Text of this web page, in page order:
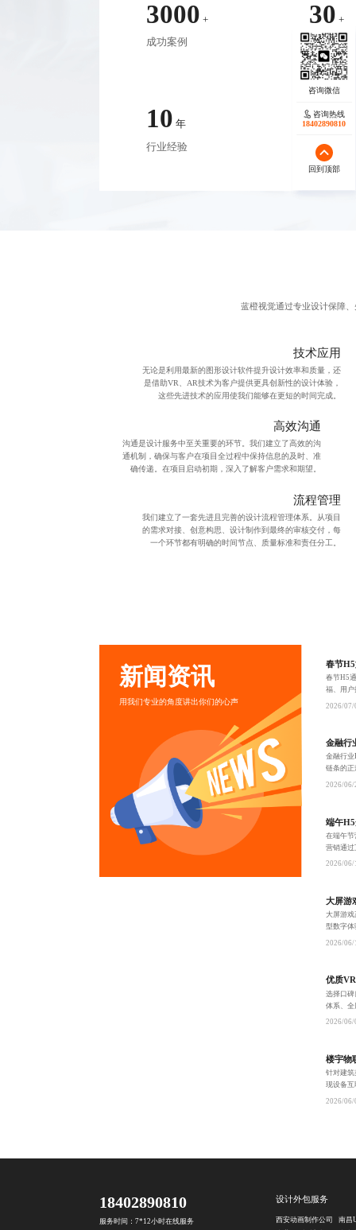
10 年
行业经验
30 +
服务行业
98 %
客户满意
3000 +
成功案例
蓝橙视觉通过专业设计保障
技术应用
无论是利用最新的图形设计软件提升设计效率和质量，还
是借助VR、AR技术为客户提供更具创新性的设计体验，
这些先进技术的应用使我们能够在更短的时间完成。
高效沟通
沟通是设计服务中至关重要的环节。我们建立了高效的沟
通机制，确保与客户在项目全过程中保持信息的及时、准
确传递。在项目启动初期，深入了解客户需求和期望。
流程管理
我们建立了一套先进且完善的设计流程管理体系。从项目
的需求对接、创意构思、设计制作到最终的审核交付，每
一个环节都有明确的时间节点、质量标准和责任分工。
新闻资讯
用我们专业的角度讲出你们的心声
春节
春节H5
福、用户
流量爆发
2026/07/
金融行
金融行业
链条的正
客户信任
2026/06/
端午
在端午节
营销通过
质H5页
2026/06/
大屏游
大屏游戏
型数字体
技术、AI
2026/06/
优质
选择口碑
体系、全
企业高效
2026/06/
楼宇物
针对建筑
现设备互
2026/06/
咨询热线
17723342546
回到顶部
咨询热线
18402890810
回到顶部
18402890810
服务时间：7*12小时在线服务
设计外包服务
西安动画制作公司